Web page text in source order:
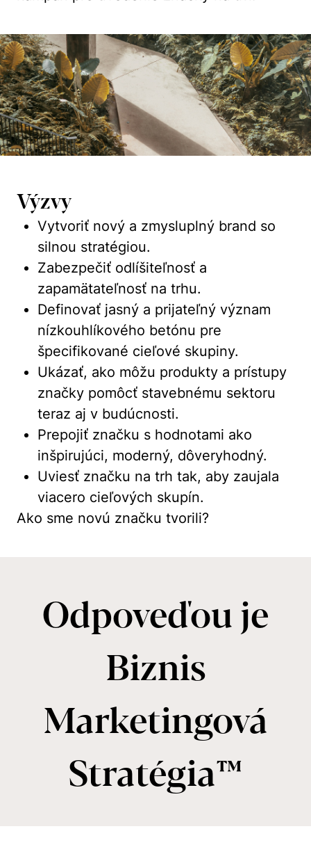
Výzvy
Vytvoriť nový a zmysluplný brand so
silnou stratégiou.
Zabezpečiť odlíšiteľnosť a
zapamätateľnosť na trhu.
Definovať jasný a prijateľný význam
nízkouhlíkového betónu pre
špecifikované cieľové skupiny.
Ukázať, ako môžu produkty a prístupy
značky pomôcť stavebnému sektoru
teraz aj v budúcnosti.
Prepojiť značku s hodnotami ako
inšpirujúci, moderný, dôveryhodný.
Uviesť značku na trh tak, aby zaujala
viacero cieľových skupín.
Ako sme novú značku tvorili?
Odpoveďou je
Biznis
Marketingová
Stratégia™